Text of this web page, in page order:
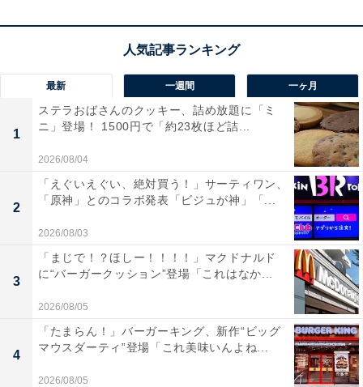
フ。中には、タマネギ、ベーコン、マッシュルーム、コ
ーン、ニンジンが入っています。
一口食べると、ふんわりと広がるトマトのやさしい甘味
と酸味を感じられます。
最新 一週間 一ヶ月
1
ステラおばさんのクッキー、詰め放題に「ミ
ニ」登場！ 1500円で「約23枚ほど詰...
2026/08/04
2
「えぐいえぐい、絶対買う！」サーティワン、
「原神」とのコラボ発表「ビジュが神」「...
2026/08/03
3
「まじで！？ほしー！！！！」マクドナルド
に“バーガークッション”登場「これはなか...
2026/08/05
4
「たまらん！」バーガーキング、新作“ビッグ
マウスダーティ”登場「これ美味いんよね...
2026/08/05